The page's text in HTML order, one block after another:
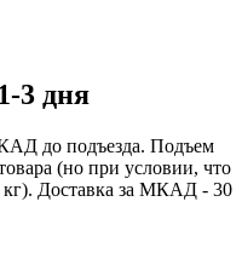
3 дня
до подъезда. Подъем
(но при условии, что
кг). Доставка за МКАД - 30